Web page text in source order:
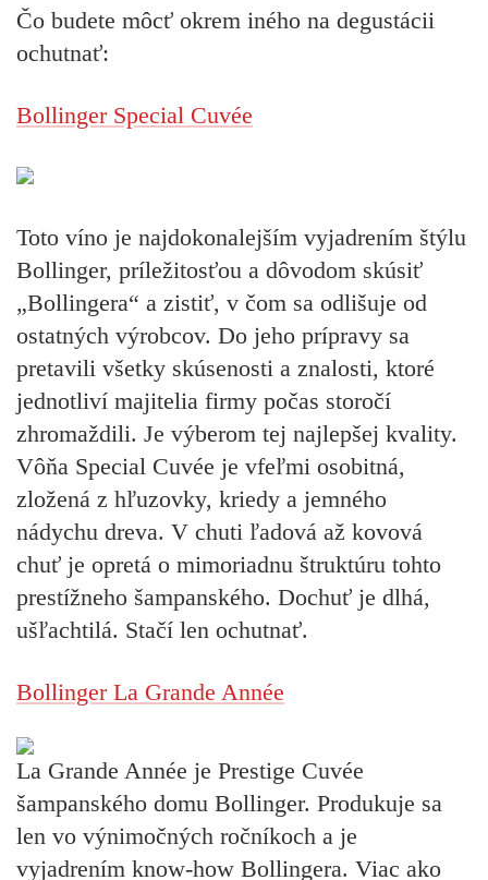
Čo budete môcť okrem iného na degustácii
ochutnať:
Bollinger Special Cuvée
Toto víno je najdokonalejším vyjadrením štýlu
Bollinger, príležitosťou a dôvodom skúsiť
„Bollingera“ a zistiť, v čom sa odlišuje od
ostatných výrobcov. Do jeho prípravy sa
pretavili všetky skúsenosti a znalosti, ktoré
jednotliví majitelia firmy počas storočí
zhromaždili. Je výberom tej najlepšej kvality.
Vôňa Special Cuvée je vfeľmi osobitná,
zložená z hľuzovky, kriedy a jemného
nádychu dreva. V chuti ľadová až kovová
chuť je opretá o mimoriadnu štruktúru tohto
prestížneho šampanského. Dochuť je dlhá,
ušľachtilá. Stačí len ochutnať.
Bollinger La Grande Année
La Grande Année je Prestige Cuvée
šampanského domu Bollinger. Produkuje sa
len vo výnimočných ročníkoch a je
vyjadrením know-how Bollingera. Viac ako